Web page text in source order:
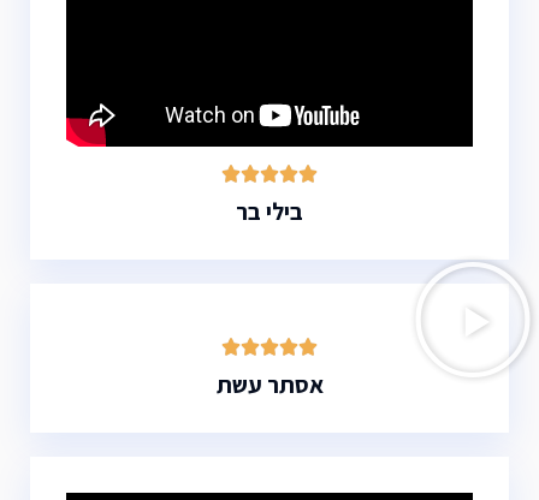





בילי בר





אסתר עשת